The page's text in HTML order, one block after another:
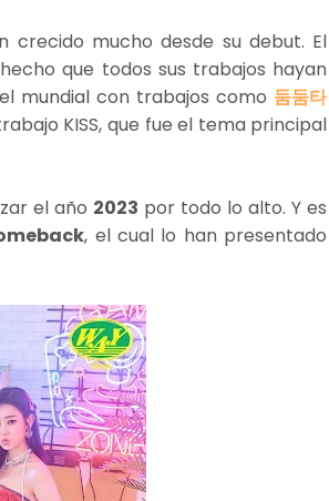
crecido mucho desde su debut. El
que todos sus trabajos hayan
mundial con trabajos como 둠둠타
KISS, que fue el tema principal
el año 2023 por todo lo alto. Y es
, el cual lo han presentado